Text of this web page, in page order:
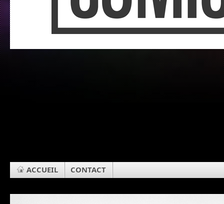
ACCUEIL CONTACT